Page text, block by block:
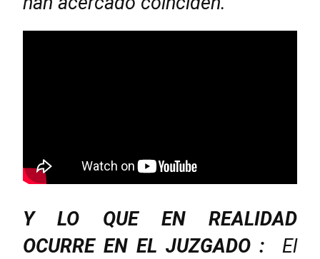
Y LO QUE EN REALIDAD
OCURRE EN EL JUZGADO : El